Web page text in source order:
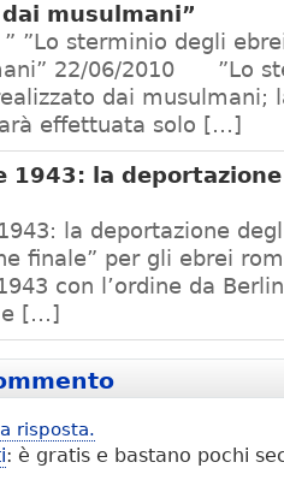
musulmani”
”Lo sterminio degli
22/06/2010 ”Lo
dai musulmani;
effettuata solo […]
1943: la
la deportazione
finale” per gli ebrei
con l’ordine da
e […]
risposta.
: è gratis e bastano pochi